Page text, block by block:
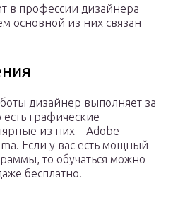
в профессии дизайнера
основной из них связан
дизайнер выполняет за
графические
из них – Adobe
Если у вас есть мощный
то обучаться можно
бесплатно.